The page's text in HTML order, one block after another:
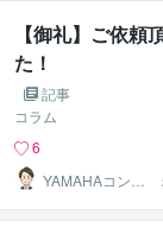
【御礼】ご依頼
た！
記事
コラム
6
YAMAHAコンサ
ルティング